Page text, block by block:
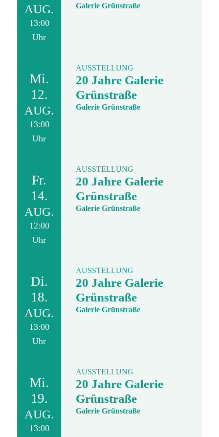
AUG.
13:00
Uhr
Galerie Grünstraße
Mi.
12.
AUG.
13:00
Uhr
AUSSTELLUNG
20 Jahre Galerie
Grünstraße
Galerie Grünstraße
Fr.
14.
AUG.
12:00
Uhr
AUSSTELLUNG
20 Jahre Galerie
Grünstraße
Galerie Grünstraße
Di.
18.
AUG.
13:00
Uhr
AUSSTELLUNG
20 Jahre Galerie
Grünstraße
Galerie Grünstraße
Mi.
19.
AUG.
13:00
AUSSTELLUNG
20 Jahre Galerie
Grünstraße
Galerie Grünstraße